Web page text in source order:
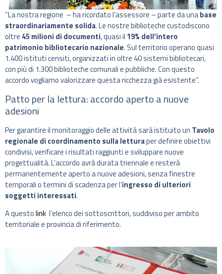
“La nostra regione – ha ricordato l’assessore – parte da unabase
straordinariamente solida. Le nostre biblioteche custodiscono
oltre 45 milioni di documenti, quasi il 19% dell’intero
patrimonio bibliotecario nazionale. Sul territorio operano quasi
1.400 istituti censiti, organizzati in oltre 40 sistemi bibliotecari,
con più di 1.300 biblioteche comunali e pubbliche. Con questo
accordo vogliamo valorizzare questa ricchezza già esistente”.
Patto per la lettura: accordo aperto a nuove
adesioni
Per garantire il monitoraggio delle attività sarà istituito un Tavolo
regionale di coordinamento sulla letturaper definire obiettivi
condivisi, verificare i risultati raggiunti e sviluppare nuove
progettualità. L’accordo avrà durata triennale e resterà
permanentemente aperto a nuove adesioni, senza finestre
temporali o termini di scadenza per l’ingresso di ulteriori
soggetti interessati.
A questolink l’elenco dei sottoscrittori, suddiviso per ambito
territoriale e provincia di riferimento.